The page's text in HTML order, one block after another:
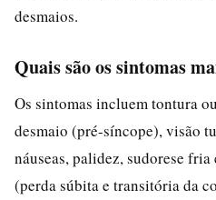
desmaios.
Quais são os sintomas
Os sintomas incluem tontura
desmaio (pré-síncope), visão
náuseas, palidez, sudorese fria
(perda súbita e transitória da